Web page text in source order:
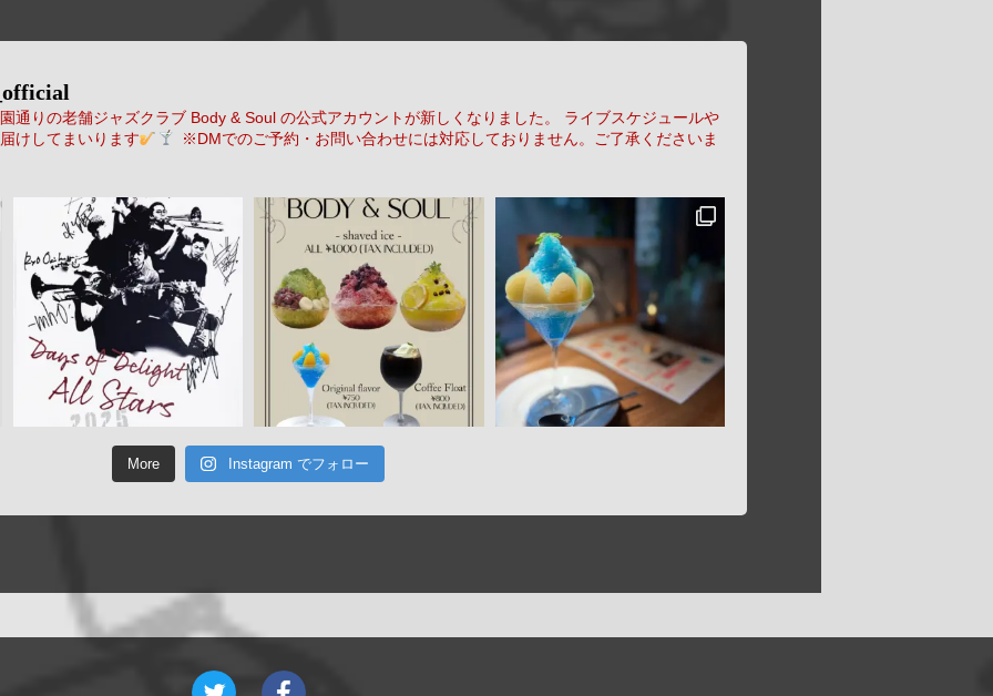
通りの老舗ジャズクラブ Body & Soul の公式アカウントが新しくなりました。
ライブスケジュールや
けしてまいります
※DMでのご予約・お問い合わせには対応しておりません。ご了承くださいま
More Instagram でフォロー